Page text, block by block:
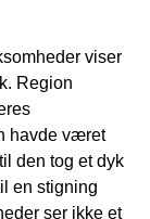
viser
Region
havde været
den tog et dyk
en stigning
ser ikke et